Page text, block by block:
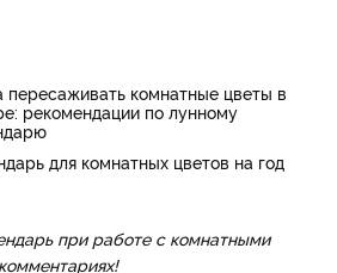
пересаживать комнатные цветы в
рекомендации по лунному
для комнатных цветов на год
при работе с комнатными